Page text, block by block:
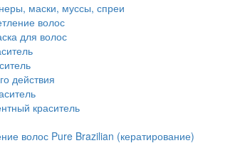
маски, муссы, спреи
волос
для волос
действия
краситель
волос Pure Brazilian (кератирование)